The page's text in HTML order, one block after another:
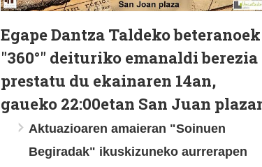
Egape Dantza Taldeko beteranoek
"360°" deituriko emanaldi berezia
prestatu du ekainaren 14an,
gaueko 22:00etan San Juan
Aktuazioaren amaieran "Soinuen
Begiradak" ikuskizuneko aurrerapen